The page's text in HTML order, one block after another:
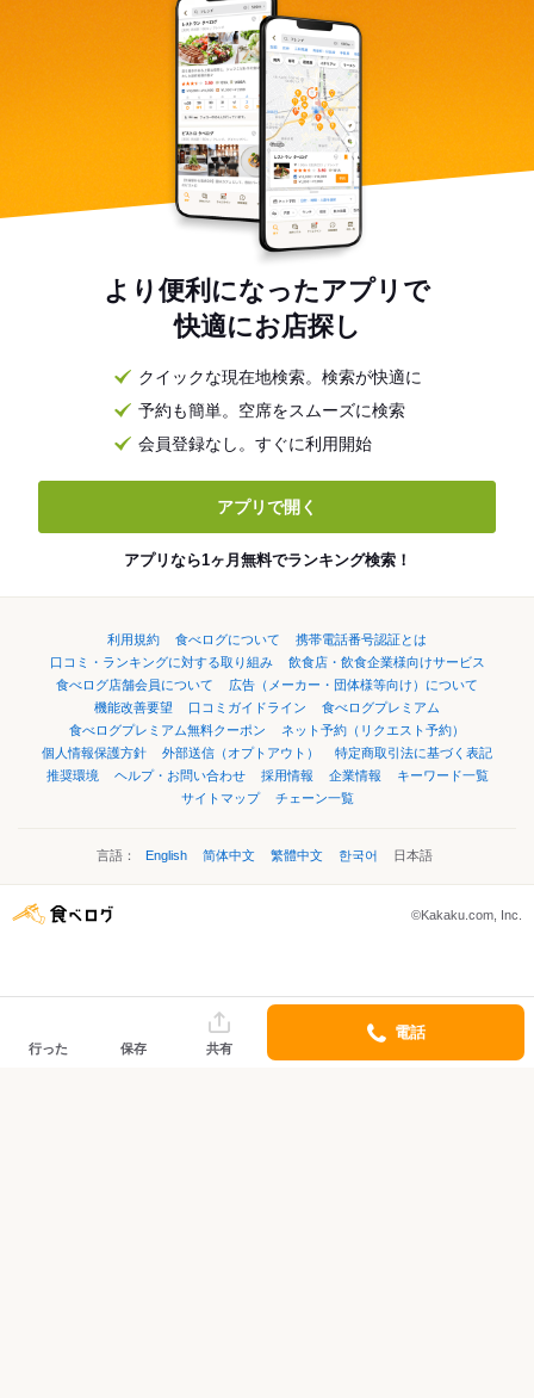
より便利になったアプリで
快適にお店探し
クイックな現在地検索。検索が快適に
予約も簡単。空席をスムーズに検索
会員登録なし。すぐに利用開始
アプリで開く
アプリなら1ヶ月無料でランキング検索！
利用規約 食べログについて
携帯電話番号認証とは
口コミ・ランキングに対する取り組み
飲食店・飲食企業様向けサービス
食べログ店舗会員について
広告（メーカー・団体様等向け）について
機能改善要望
口コミガイドライン
食べログプレミアム
食べログプレミアム無料クーポン
ネット予約（リクエスト予約）
個人情報保護方針
外部送信（オプトアウト）
特定商取引法に基づく表記
推奨環境
ヘルプ・お問い合わせ 採用情報 企業情報
キーワード一覧
サイトマップ
チェーン一覧
言語： English 简体中文 繁體中文 한국어 日本語
©Kakaku.com, Inc.
行った 保存 共有
電話